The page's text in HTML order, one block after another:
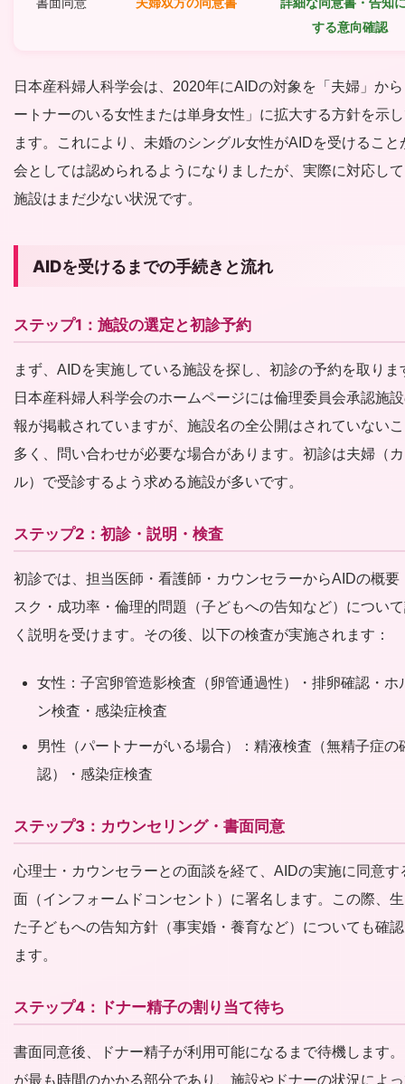
する意向確認
日本産科婦人科学会は、2020年にAIDの対象を「夫婦」か
ートナーのいる女性または単身女性」に拡大する方針を示
ます。これにより、未婚のシングル女性がAIDを受けること
会としては認められるようになりましたが、実際に対応し
施設はまだ少ない状況です。
AIDを受けるまでの手続きと流れ
ステップ1：施設の選定と初診予約
まず、AIDを実施している施設を探し、初診の予約を取りま
日本産科婦人科学会のホームページには倫理委員会承認施
報が掲載されていますが、施設名の全公開はされていない
多く、問い合わせが必要な場合があります。初診は夫婦（
ル）で受診するよう求める施設が多いです。
ステップ2：初診・説明・検査
初診では、担当医師・看護師・カウンセラーからAIDの概要
スク・成功率・倫理的問題（子どもへの告知など）につい
く説明を受けます。その後、以下の検査が実施されます：
女性：子宮卵管造影検査（卵管通過性）・排卵確認・ホ
ン検査・感染症検査
男性（パートナーがいる場合）：精液検査（無精子症の
認）・感染症検査
ステップ3：カウンセリング・書面同意
心理士・カウンセラーとの面談を経て、AIDの実施に同意す
面（インフォームドコンセント）に署名します。この際、
た子どもへの告知方針（事実婚・養育など）についても確
ます。
ステップ4：ドナー精子の割り当て待ち
書面同意後、ドナー精子が利用可能になるまで待機します
が最も時間のかかる部分であり、施設やドナーの状況によ